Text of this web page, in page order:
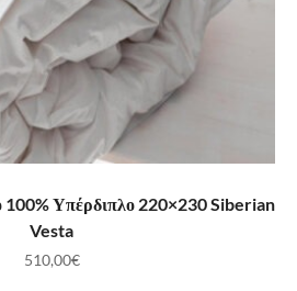
ΣΤΟ ΚΑΛΆΘΙ
Υπέρδιπλο 220×230 Siberian
Vesta
510,00€